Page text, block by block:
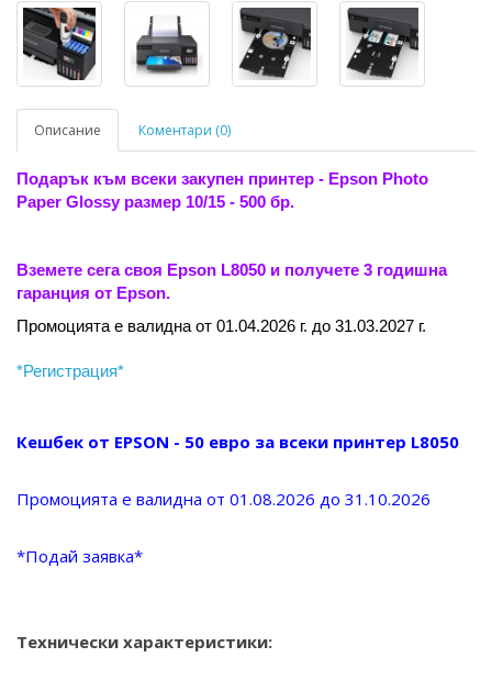
Описание Коментари (0)
Подарък към всеки закупен принтер - Epson Photo
Paper Glossy размер 10/15 - 500 бр.
Вземете сега своя Epson L8050 и получете 3 годишна
гаранция от Epson.
Промоцията е валидна от 01.04.2026 г. до 31.03.2027 г.
*Регистрация*
Кешбек от EPSON - 50 евро за всеки принтер L8050
Промоцията е валидна от 01.08.2026 до 31.10.2026
*Подай заявка*
Технически характеристики: